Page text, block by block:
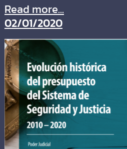
Read more...
02/01/2020